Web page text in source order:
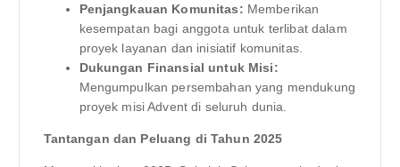
Penjangkauan Komunitas: Memberikan
kesempatan bagi anggota untuk terlibat dalam
proyek layanan dan inisiatif komunitas.
Dukungan Finansial untuk Misi:
Mengumpulkan persembahan yang mendukung
proyek misi Advent di seluruh dunia.
Tantangan dan Peluang di Tahun 2025